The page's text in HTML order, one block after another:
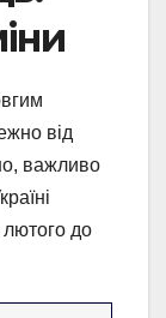
від
важливо
лютого до